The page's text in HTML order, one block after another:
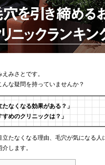
みさとです。
な疑問を持っていませんか？
なくなる効果がある？」
めのクリニックは？」
たなくなる理由、毛穴が気になる
します。